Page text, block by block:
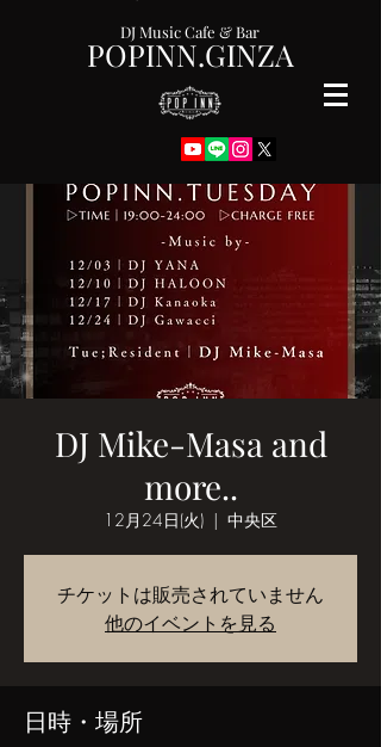
POPINN.GINZA
DJ Music Cafe & Bar
DJ Mike-Masa and
more..
12月24日(火)
  |
中央区
チケットは販売されていません
他のイベントを見る
日時・場所